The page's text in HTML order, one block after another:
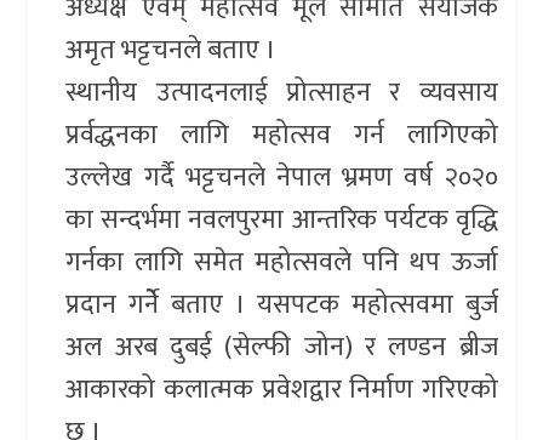
अमृत भट्टचनले बताए ।
स्थानीय उत्पादनलाई प्रोत्साहन र व्यवसाय
प्रर्वद्धनका लागि महोत्सव गर्न लागिएको
उल्लेख गर्दै भट्टचनले नेपाल भ्रमण वर्ष २०२०
का सन्दर्भमा नवलपुरमा आन्तरिक पर्यटक वृद्धि
गर्नका लागि समेत महोत्सवले पनि थप ऊर्जा
प्रदान गर्नेे बताए । यसपटक महोत्सवमा बुर्ज
अल अरब दुबई (सेल्फी जोन) र लण्डन ब्रीज
आकारको कलात्मक प्रवेशद्वार निर्माण गरिएको